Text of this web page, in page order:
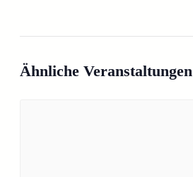
Ähnliche Veranstaltungen